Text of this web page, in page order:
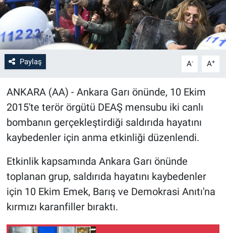
Paylaş A- A+
ANKARA (AA) - Ankara Garı önünde, 10 Ekim
2015'te terör örgütü DEAŞ mensubu iki canlı
bombanın gerçekleştirdiği saldırıda hayatını
kaybedenler için anma etkinliği düzenlendi.
Etkinlik kapsamında Ankara Garı önünde
toplanan grup, saldırıda hayatını kaybedenler
için 10 Ekim Emek, Barış ve Demokrasi Anıtı'na
kırmızı karanfiller bıraktı.